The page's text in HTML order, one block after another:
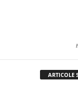
ARTICOLE